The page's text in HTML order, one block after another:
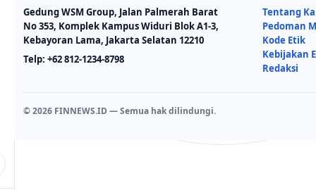
Gedung WSM Group, Jalan Palmerah Barat
No 353, Komplek Kampus Widuri Blok A1-3,
Kebayoran Lama, Jakarta Selatan 12210
Telp: +62 812-1234-8798
Tentang
Pedoman
Kode Etik
Kebijakan
Redaksi
© 2026 FINNEWS.ID — Semua hak dilindungi.